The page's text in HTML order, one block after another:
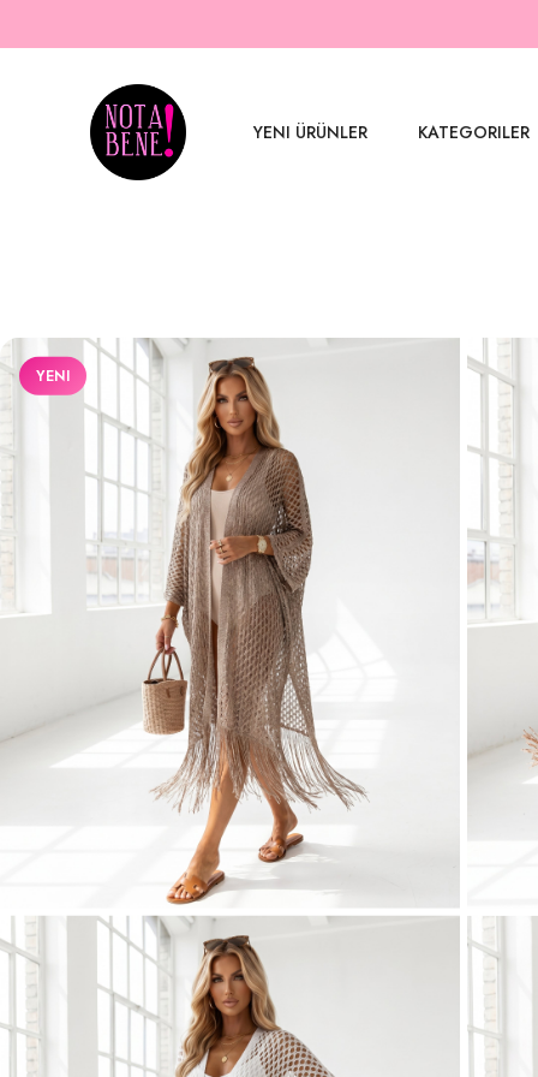
YENI ÜRÜNLER KATEGORILER
YENI